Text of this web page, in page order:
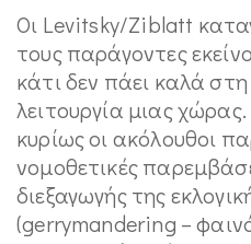
Οι Levitsky/Ziblatt
τους παράγοντες
κάτι δεν πάει καλά
λειτουργία μιας
κυρίως οι ακόλουθοι
νομοθετικές
διεξαγωγής της
(gerrymandering –